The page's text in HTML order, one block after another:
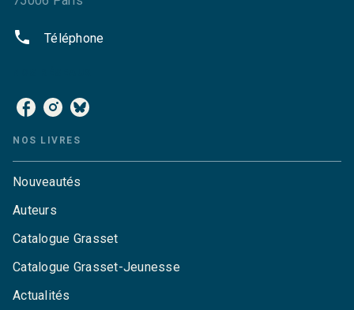
phone Téléphone
NOS LIVRES
Nouveautés
Auteurs
Catalogue Grasset
Catalogue Grasset-Jeunesse
Actualités